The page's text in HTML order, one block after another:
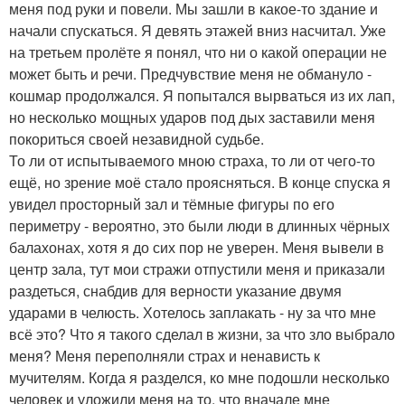
меня под руки и повели. Мы зашли в какое-то здание и
начали спускаться. Я девять этажей вниз насчитал. Уже
на третьем пролёте я понял, что ни о какой операции не
может быть и речи. Предчувствие меня не обмануло -
кошмар продолжался. Я попытался вырваться из их лап,
но несколько мощных ударов под дых заставили меня
покориться своей незавидной судьбе.
То ли от испытываемого мною страха, то ли от чего-то
ещё, но зрение моё стало проясняться. В конце спуска я
увидел просторный зал и тёмные фигуры по его
периметру - вероятно, это были люди в длинных чёрных
балахонах, хотя я до сих пор не уверен. Меня вывели в
центр зала, тут мои стражи отпустили меня и приказали
раздеться, снабдив для верности указание двумя
ударами в челюсть. Хотелось заплакать - ну за что мне
всё это? Что я такого сделал в жизни, за что зло выбрало
меня? Меня переполняли страх и ненависть к
мучителям. Когда я разделся, ко мне подошли несколько
человек и уложили меня на то, что вначале мне